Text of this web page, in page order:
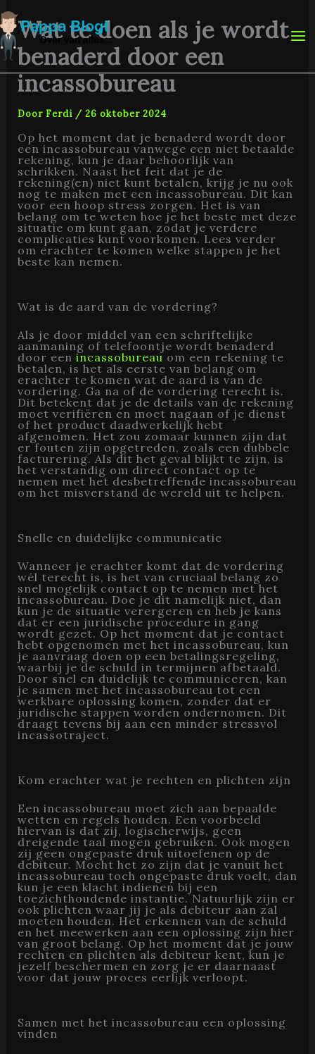
naar
de
inhoudWat te doen als je wordt
benaderd door een
incassobureau
Door Ferdi / 26 oktober 2024
Op het moment dat je benaderd wordt door
een incassobureau vanwege een niet betaalde
rekening, kun je daar behoorlijk van
schrikken. Naast het feit dat je de
rekening(en) niet kunt betalen, krijg je nu ook
nog te maken met een incassobureau. Dit kan
voor een hoop stress zorgen. Het is van
belang om te weten hoe je het beste met deze
situatie om kunt gaan, zodat je verdere
complicaties kunt voorkomen. Lees verder
om erachter te komen welke stappen je het
beste kan nemen.
Wat is de aard van de vordering?
Als je door middel van een schriftelijke
aanmaning of telefoontje wordt benaderd
door een incassobureauom een rekening te
betalen, is het als eerste van belang om
erachter te komen wat de aard is van de
vordering. Ga na of de vordering terecht is.
Dit betekent dat je de details van de rekening
moet verifiëren en moet nagaan of je dienst
of het product daadwerkelijk hebt
afgenomen. Het zou zomaar kunnen zijn dat
er fouten zijn opgetreden, zoals een dubbele
facturering. Als dit het geval blijkt te zijn, is
het verstandig om direct contact op te
nemen met het desbetreffende incassobureau
om het misverstand de wereld uit te helpen.
Snelle en duidelijke communicatie
Wanneer je erachter komt dat de vordering
wél terecht is, is het van cruciaal belang zo
snel mogelijk contact op te nemen met het
incassobureau. Doe je dit namelijk niet, dan
kun je de situatie verergeren en heb je kans
dat er een juridische procedure in gang
wordt gezet. Op het moment dat je contact
hebt opgenomen met het incassobureau, kun
je aanvraag doen op een betalingsregeling,
waarbij je de schuld in termijnen afbetaald.
Door snel en duidelijk te communiceren, kan
je samen met het incassobureau tot een
werkbare oplossing komen, zonder dat er
juridische stappen worden ondernomen. Dit
draagt tevens bij aan een minder stressvol
incassotraject.
Kom erachter wat je rechten en plichten zijn
Een incassobureau moet zich aan bepaalde
wetten en regels houden. Een voorbeeld
hiervan is dat zij, logischerwijs, geen
dreigende taal mogen gebruiken. Ook mogen
zij geen ongepaste druk uitoefenen op de
debiteur. Mocht het zo zijn dat je vanuit het
incassobureau toch ongepaste druk voelt, dan
kun je een klacht indienen bij een
toezichthoudende instantie. Natuurlijk zijn er
ook plichten waar jij je als debiteur aan zal
moeten houden. Het erkennen van de schuld
en het meewerken aan een oplossing zijn hier
van groot belang. Op het moment dat je jouw
rechten en plichten als debiteur kent, kun je
jezelf beschermen en zorg je er daarnaast
voor dat jouw proces eerlijk verloopt.
Samen met het incassobureau een oplossing
vinden